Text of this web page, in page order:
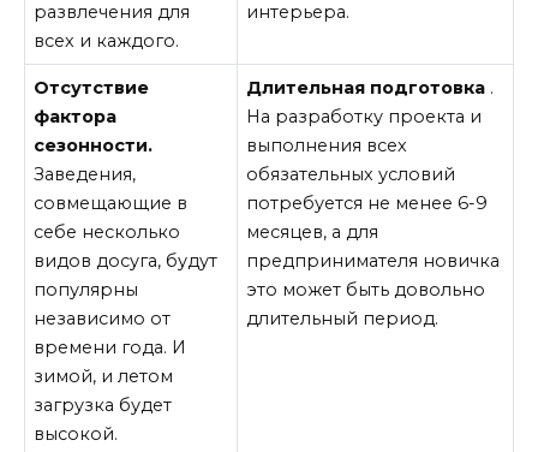
развлечения для
всех и каждого.
интерьера.
Отсутствие
фактора
сезонности.
Заведения,
совмещающие в
себе несколько
видов досуга, будут
популярны
независимо от
времени года. И
зимой, и летом
загрузка будет
высокой.
Длительная подготовка .
На разработку проекта и
выполнения всех
обязательных условий
потребуется не менее 6-9
месяцев, а для
предпринимателя новичка
это может быть довольно
длительный период.